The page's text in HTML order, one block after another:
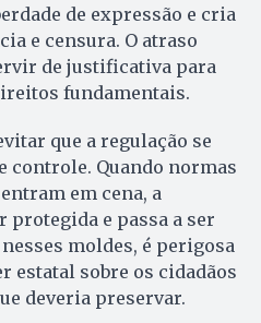
de expressão e cria
e censura. O atraso
de justificativa para
fundamentais.
que a regulação se
controle. Quando normas
em cena, a
protegida e passa a ser
moldes, é perigosa
estatal sobre os cidadãos
deveria preservar.